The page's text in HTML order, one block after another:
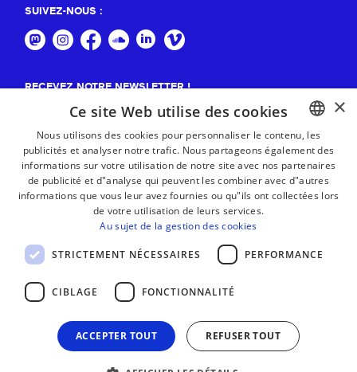
SUIVEZ-NOUS :
RECEVEZ NOTRE NEWSLETTER !
BASQUE
FRENCH
×
Ce site Web utilise des cookies
Nous utilisons des cookies pour personnaliser le contenu, les
publicités et analyser notre trafic. Nous partageons également des
informations sur votre utilisation de notre site avec nos partenaires
de publicité et d"analyse qui peuvent les combiner avec d"autres
informations que vous leur avez fournies ou qu"ils ont collectées lors
de votre utilisation de leurs services.
Au sujet de la gestion des cookies
STRICTEMENT NÉCESSAIRES PERFORMANCE
CIBLAGE FONCTIONNALITÉ
ACCEPTER TOUT REFUSER TOUT